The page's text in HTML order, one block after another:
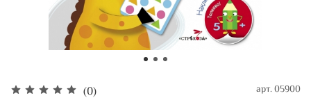
(0) арт.05900